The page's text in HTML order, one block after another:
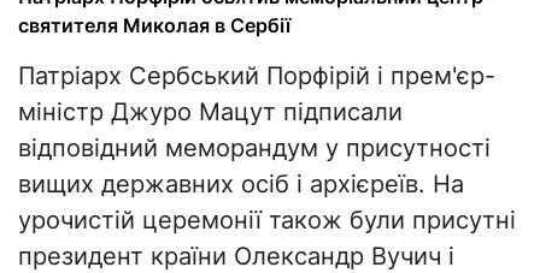
святителя Миколая в Сербії
Патріарх Сербський Порфірій і прем'єр-
міністр Джуро Мацут підписали
відповідний меморандум у присутності
вищих державних осіб і архієреїв. На
урочистій церемонії також були присутні
президент країни Олександр Вучич і